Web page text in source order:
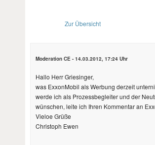
Zur Übersicht
Moderation CE - 14.03.2012, 17:24 Uhr
Hallo Herr Griesinger,
was ExxonMobil als Werbung derzeit
werde ich als Prozessbegleiter und der
wünschen, leite ich Ihren Kommentar an
Vieloe Grüße
Christoph Ewen